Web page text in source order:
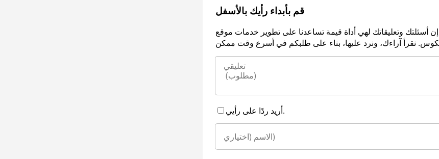
قم بأبداء رأيك بالأسفل
إن أسئلتك وتعليقاتك لهي أداة قيمة تساعدنا على تطوير خدمات موقع
أريد ردًا على رأيي.